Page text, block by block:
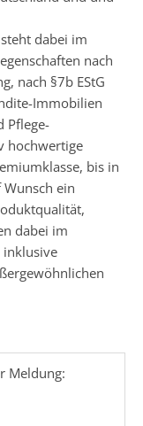
dabei im
nach
nach §7b EStG
Immobilien
Pflege-
hochwertige
bis in
ein
dabei im
inklusive
Meldung: